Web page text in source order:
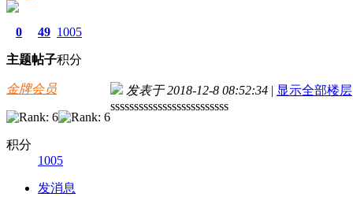
0
主题
49
帖子
1005
积分
金牌会员
积分
1005
发消息
发表于 2018-12-8 08:52:34 | 显示全部楼层
sssssssssssssssssssssssss